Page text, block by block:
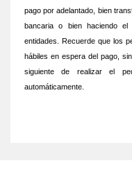
pago por adelantado, bien
bancaria o bien haciendo
entidades. Recuerde que los
hábiles en espera del pago,
siguiente de realizar el
automáticamente.